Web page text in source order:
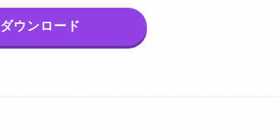
ダウンロード